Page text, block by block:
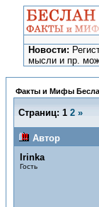
Новости:
мысли и пр.
Факты и Мифы
Страниц: 1 2 »
Автор
Irinka
Гость